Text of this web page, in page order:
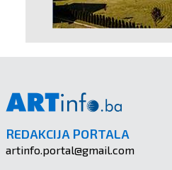
REDAKCIJA PORTALA
artinfo.portal@gmail.com